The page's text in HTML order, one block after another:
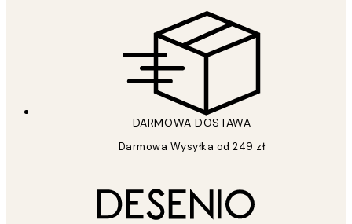
DARMOWA DOSTAWA
Darmowa Wysyłka od 249 zł